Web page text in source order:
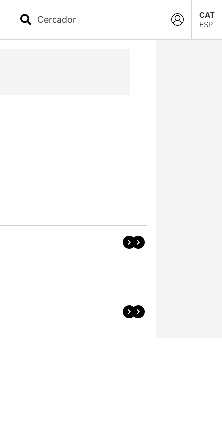
CAT
ESP